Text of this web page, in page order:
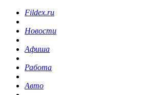
Fildex.ru
Новости
Афиша
Работа
Авто